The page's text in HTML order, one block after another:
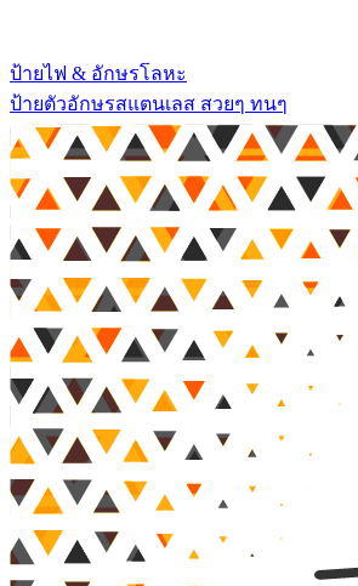
ป้ายไฟ & อักษรโลหะ
ป้ายตัวอักษรสแตนเลส สวยๆ ทนๆ